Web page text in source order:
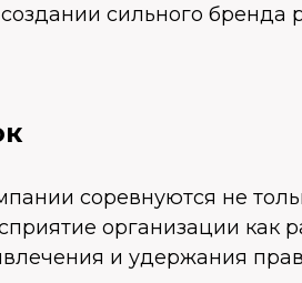
сильного бренда
соревнуются не
организации как
и удержания